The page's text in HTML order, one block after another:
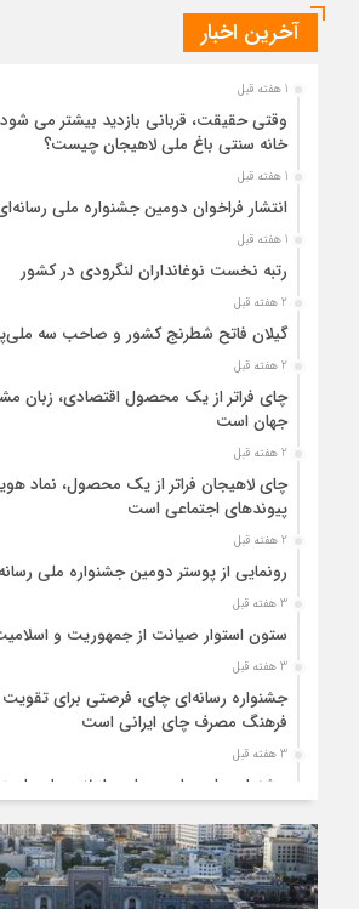
آخرین اخبار
1 هفته قبل
وقتی حقیقت، قربانی بازدید بیشتر می
خانه سنتی باغ ملی لاهیجان چیست؟
1 هفته قبل
انتشار فراخوان دومین جشنواره ملی
1 هفته قبل
رتبه نخست نوغانداران لنگرودی در کشور
2 هفته قبل
گیلان فاتح شطرنج کشور و صاحب سه
2 هفته قبل
چای فراتر از یک محصول اقتصادی، زبان
جهان است
2 هفته قبل
چای لاهیجان فراتر از یک محصول، نماد
پیوندهای اجتماعی است
2 هفته قبل
رونمایی از پوستر دومین جشنواره ملی
3 هفته قبل
ستون استوار صیانت از جمهوریت و
3 هفته قبل
جشنواره رسانه‌ای چای، فرصتی برای تقویت
فرهنگ مصرف چای ایرانی است
3 هفته قبل
جشنواره ملی چای، حمایت از لاهیجان یا
4 هفته قبل
پیکر مطهر رهبر شهید انقلاب در حرم مطهر
4 هفته قبل